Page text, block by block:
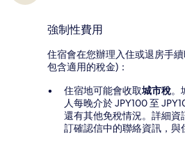
強制性費用
住宿會在您辦理入住或退房手
包含適用的稅金)：
住宿地可能會收取城市稅。
人每晚介於 JPY100 至
還有其他免稅情況。詳細
訂確認信中的聯絡資訊，與